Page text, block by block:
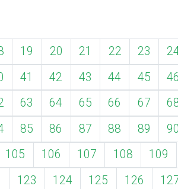
19 20 21 22 23
41 42 43 44 45
46
63 64 65 66 67
85 86 87 88 89
90
105 106 107 108
109
123 124 125 126